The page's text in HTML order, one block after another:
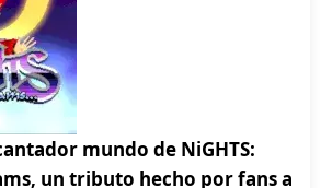
mundo de NiGHTS:
un tributo hecho por fans a